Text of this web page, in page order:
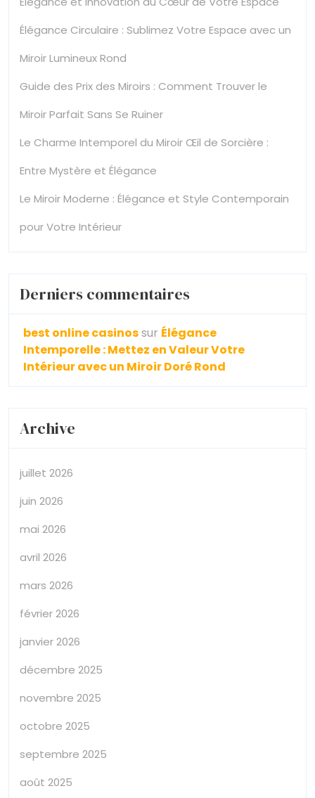
Élégance Circulaire : Sublimez Votre Espace avec un
Miroir Lumineux Rond
Guide des Prix des Miroirs : Comment Trouver le
Miroir Parfait Sans Se Ruiner
Le Charme Intemporel du Miroir Œil de Sorcière :
Entre Mystère et Élégance
Le Miroir Moderne : Élégance et Style Contemporain
pour Votre Intérieur
Derniers commentaires
best online casinossur Élégance
Intemporelle : Mettez en Valeur Votre
Intérieur avec un Miroir Doré Rond
Archive
juillet 2026
juin 2026
mai 2026
avril 2026
mars 2026
février 2026
janvier 2026
décembre 2025
novembre 2025
octobre 2025
septembre 2025
août 2025